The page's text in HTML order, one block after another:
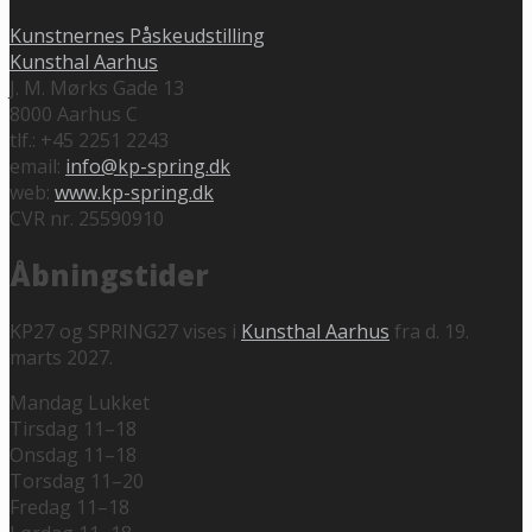
Kunstnernes Påskeudstilling
Kunsthal Aarhus
J. M. Mørks Gade 13
8000 Aarhus C
tlf.: +45 2251 2243
email: info@kp-spring.dk
web: www.kp-spring.dk
CVR nr. 25590910
Åbningstider
KP27 og SPRING27 vises i Kunsthal Aarhus fra d. 19.
marts 2027.
Mandag Lukket
Tirsdag 11–18
Onsdag 11–18
Torsdag 11–20
Fredag 11–18